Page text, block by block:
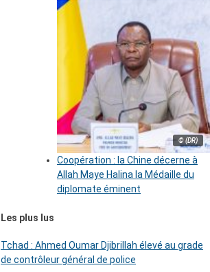
© (DR)
Coopération : la Chine décerne à
Allah Maye Halina la Médaille du
diplomate éminent
Les plus lus
Tchad : Ahmed Oumar Djibrillah élevé au grade
de contrôleur général de police